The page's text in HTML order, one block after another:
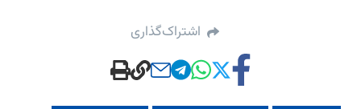
اشتراک‌گذاری